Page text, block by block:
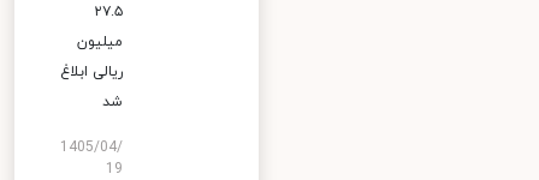
۲۷.۵
میلیون
ریالی ابلاغ
شد
1405/04/
19